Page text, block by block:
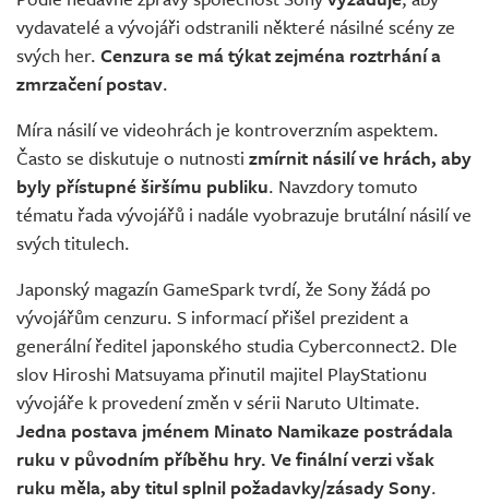
Živě
vydavatelé a vývojáři odstranili některé násilné scény ze
svých her. Cenzura se má týkat zejména roztrhání a
zmrzačení postav.
Míra násilí ve videohrách je kontroverzním aspektem.
Často se diskutuje o nutnosti zmírnit násilí ve hrách, aby
byly přístupné širšímu publiku. Navzdory tomuto
tématu řada vývojářů i nadále vyobrazuje brutální násilí ve
svých titulech.
Japonský magazín GameSpark tvrdí, že Sony žádá po
vývojářům cenzuru. S informací přišel prezident a
generální ředitel japonského studia Cyberconnect2. Dle
slov Hiroshi Matsuyama přinutil majitel PlayStationu
vývojáře k provedení změn v sérii Naruto Ultimate.
Jedna postava jménem Minato Namikaze postrádala
ruku v původním příběhu hry. Ve finální verzi však
ruku měla, aby titul splnil požadavky/zásady Sony.